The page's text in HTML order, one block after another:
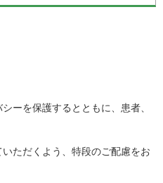
を保護するとともに、患者、
ただくよう、特段のご配慮をお